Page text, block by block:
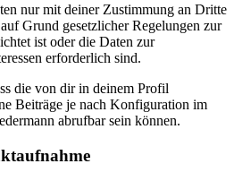
nur mit deiner Zustimmung an Dritte
Grund gesetzlicher Regelungen zur
ist oder die Daten zur
erforderlich sind.
die von dir in deinem Profil
Beiträge je nach Konfiguration im
abrufbar sein können.